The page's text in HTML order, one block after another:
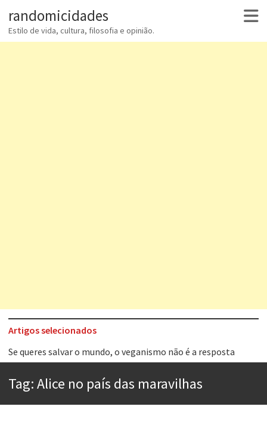
randomicidades
Estilo de vida, cultura, filosofia e opinião.
Artigos selecionados
Se queres salvar o mundo, o veganismo não é a resposta
Tem que filmar isso daí
Aprender a fracassar é o segredo do sucesso
Tag:Alice no país das maravilhas